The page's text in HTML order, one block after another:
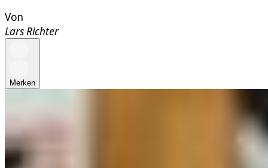
Von
Lars Richter
Merken